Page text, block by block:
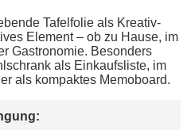
Tafelfolie als Kreativ-
Element – ob zu Hause, im
Gastronomie. Besonders
als Einkaufsliste, im
als kompaktes Memoboard.